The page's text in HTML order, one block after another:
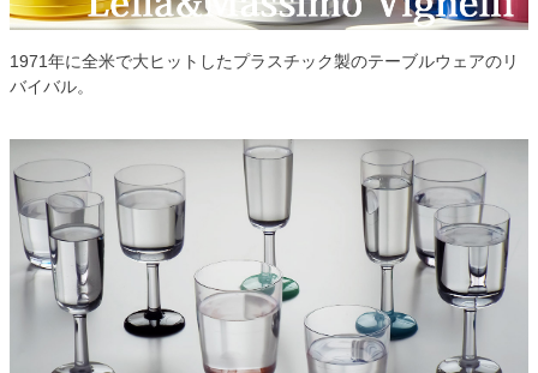
1971年に全米で大ヒットしたプラスチック製のテーブルウェアのリ
バイバル。